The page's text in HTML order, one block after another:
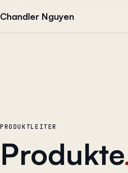
Chandler Nguyen
PRODUKTLEITER
Produkte